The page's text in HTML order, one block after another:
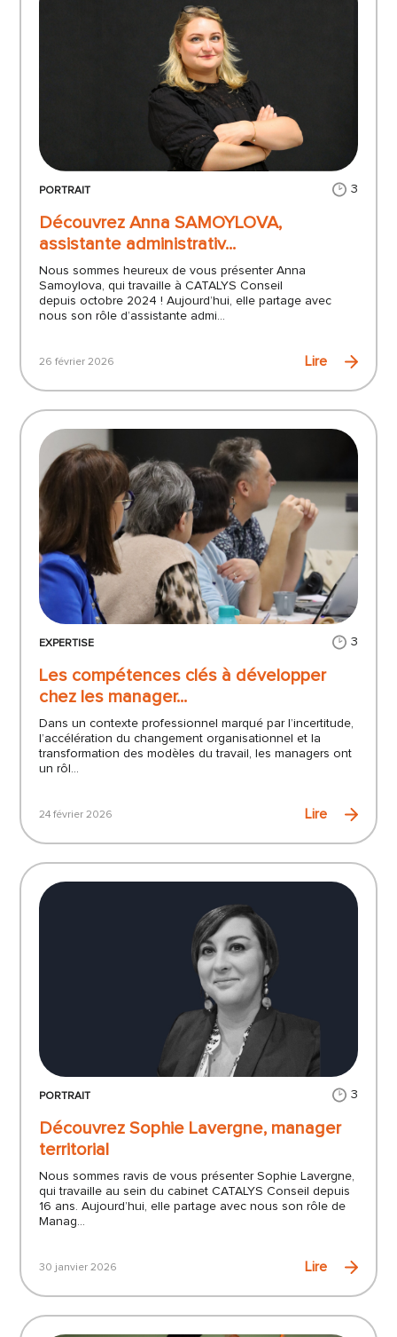
PORTRAIT 3
Découvrez Anna SAMOYLOVA,
assistante administrativ...
Nous sommes heureux de vous présenter Anna
Samoylova, qui travaille à CATALYS Conseil
depuis octobre 2024 ! Aujourd’hui, elle partage avec
nous son rôle d’assistante admi...
26 février 2026 Lire
EXPERTISE 3
Les compétences clés à développer
chez les manager...
Dans un contexte professionnel marqué par l’incertitude,
l’accélération du changement organisationnel et la
transformation des modèles du travail, les managers ont
un rôl...
24 février 2026 Lire
PORTRAIT 3
Découvrez Sophie Lavergne, manager
territorial
Nous sommes ravis de vous présenter Sophie Lavergne,
qui travaille au sein du cabinet CATALYS Conseil depuis
16 ans. Aujourd’hui, elle partage avec nous son rôle de
Manag...
30 janvier 2026 Lire